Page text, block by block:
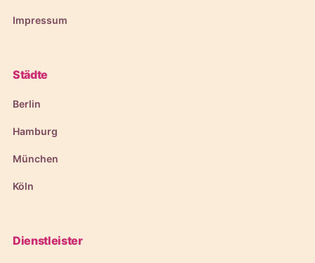
Impressum
Städte
Berlin
Hamburg
München
Köln
Dienstleister